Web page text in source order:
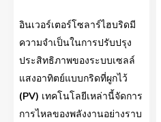
อินเวอร์เตอร์โซลาร์ไฮบริดมี
ความจำเป็นในการปรับปรุง
ประสิทธิภาพของระบบเซลล์
แสงอาทิตย์แบบกริดที่ผูกไว้
(PV) เทคโนโลยีเหล่านี้จัดการ
การไหลของพลังงานอย่างราบ